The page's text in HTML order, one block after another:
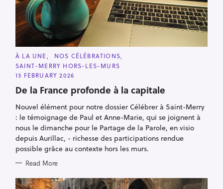
C
A
T
E
O
R
E
À LA UNE
NOS CÉLÉBRATIONS
SAINT-MERRY HORS-LES-MURS
13 FEBRUARY 2026
De la France profonde à la capitale
Nouvel élément pour notre dossier Célébrer à Saint-Merry
: le témoignage de Paul et Anne-Marie, qui se joignent à
nous le dimanche pour le Partage de la Parole, en visio
depuis Aurillac, - richesse des participations rendue
possible grâce au contexte hors les murs.
Read More